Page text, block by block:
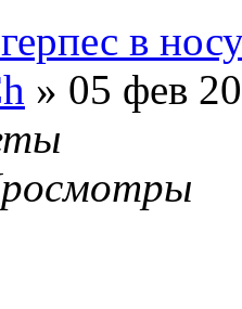
в
» 05 фев